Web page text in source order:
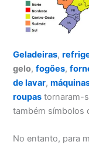
Geladeiras,
gelo,fogões,
de lavar,
roupas tornaram-
também símbolos
No entanto, para